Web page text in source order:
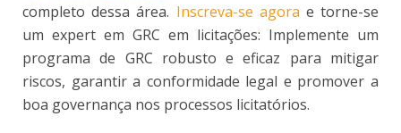
completo dessa área. Inscreva-se agora e torne-se
um expert em GRC em licitações: Implemente um
programa de GRC robusto e eficaz para mitigar
riscos, garantir a conformidade legal e promover a
boa governança nos processos licitatórios.